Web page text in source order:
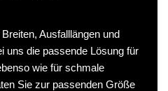
Ausfalllängen und
uns die passende Lösung für
wie für schmale
Sie zur passenden Größe